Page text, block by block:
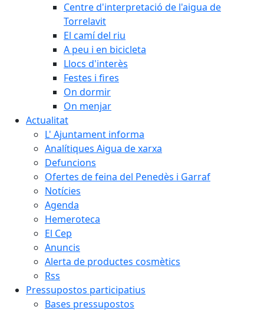
Centre d'interpretació de l'aigua de
Torrelavit
El camí del riu
A peu i en bicicleta
Llocs d'interès
Festes i fires
On dormir
On menjar
Actualitat
L' Ajuntament informa
Analítiques Aigua de xarxa
Defuncions
Ofertes de feina del Penedès i Garraf
Notícies
Agenda
Hemeroteca
El Cep
Anuncis
Alerta de productes cosmètics
Rss
Pressupostos participatius
Bases pressupostos